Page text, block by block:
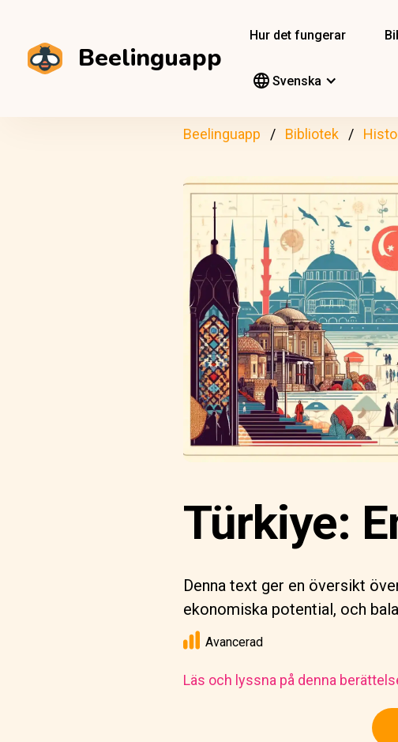
Beelinguapp
Hur det fungerar
Svenska
Beelinguapp Bibliotek
Türkiye:
Denna text ger en översikt
ekonomiska potential, och
Avancerad
Läs och lyssna på denna